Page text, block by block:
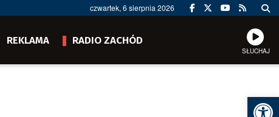
czwartek, 6 sierpnia 2026
REKLAMA RADIO ZACHÓD
SŁUCHAJ